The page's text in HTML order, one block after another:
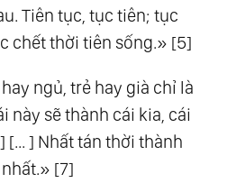
Tiên tục, tục tiên; tục
chết thời tiên sống.» [5]
ngủ, trẻ hay già chỉ là
này sẽ thành cái kia, cái
[... ] Nhất tán thời thành
[7]